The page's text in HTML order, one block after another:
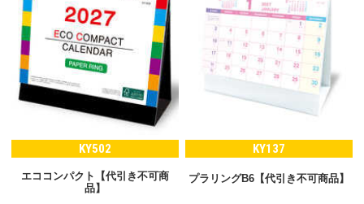
KY502
エココンパクト【代引き不可商
品】
KY137
プラリングB6【代引き不可商品】